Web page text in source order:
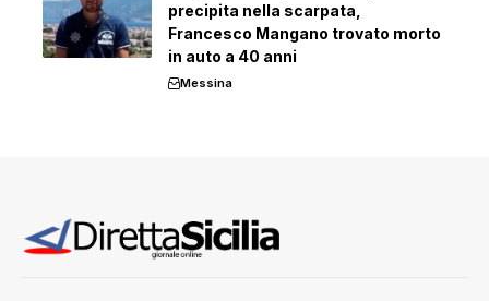
precipita nella scarpata,
Francesco Mangano trovato morto
in auto a 40 anni
Messina